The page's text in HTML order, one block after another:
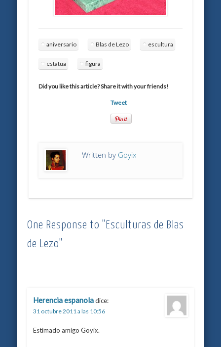
aniversario Blas de Lezo escultura
estatua figura
Did you like this article? Share it with your friends!
Tweet
Written by Goyix
One Response to "Esculturas de Blas
de Lezo"
Herencia espanola dice:
31 octubre 2011 a las 10:56
Estimado amigo Goyix.